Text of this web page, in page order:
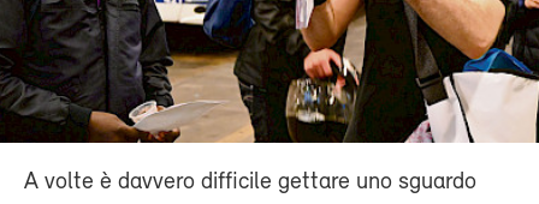
A volte è davvero difficile gettare uno sguardo